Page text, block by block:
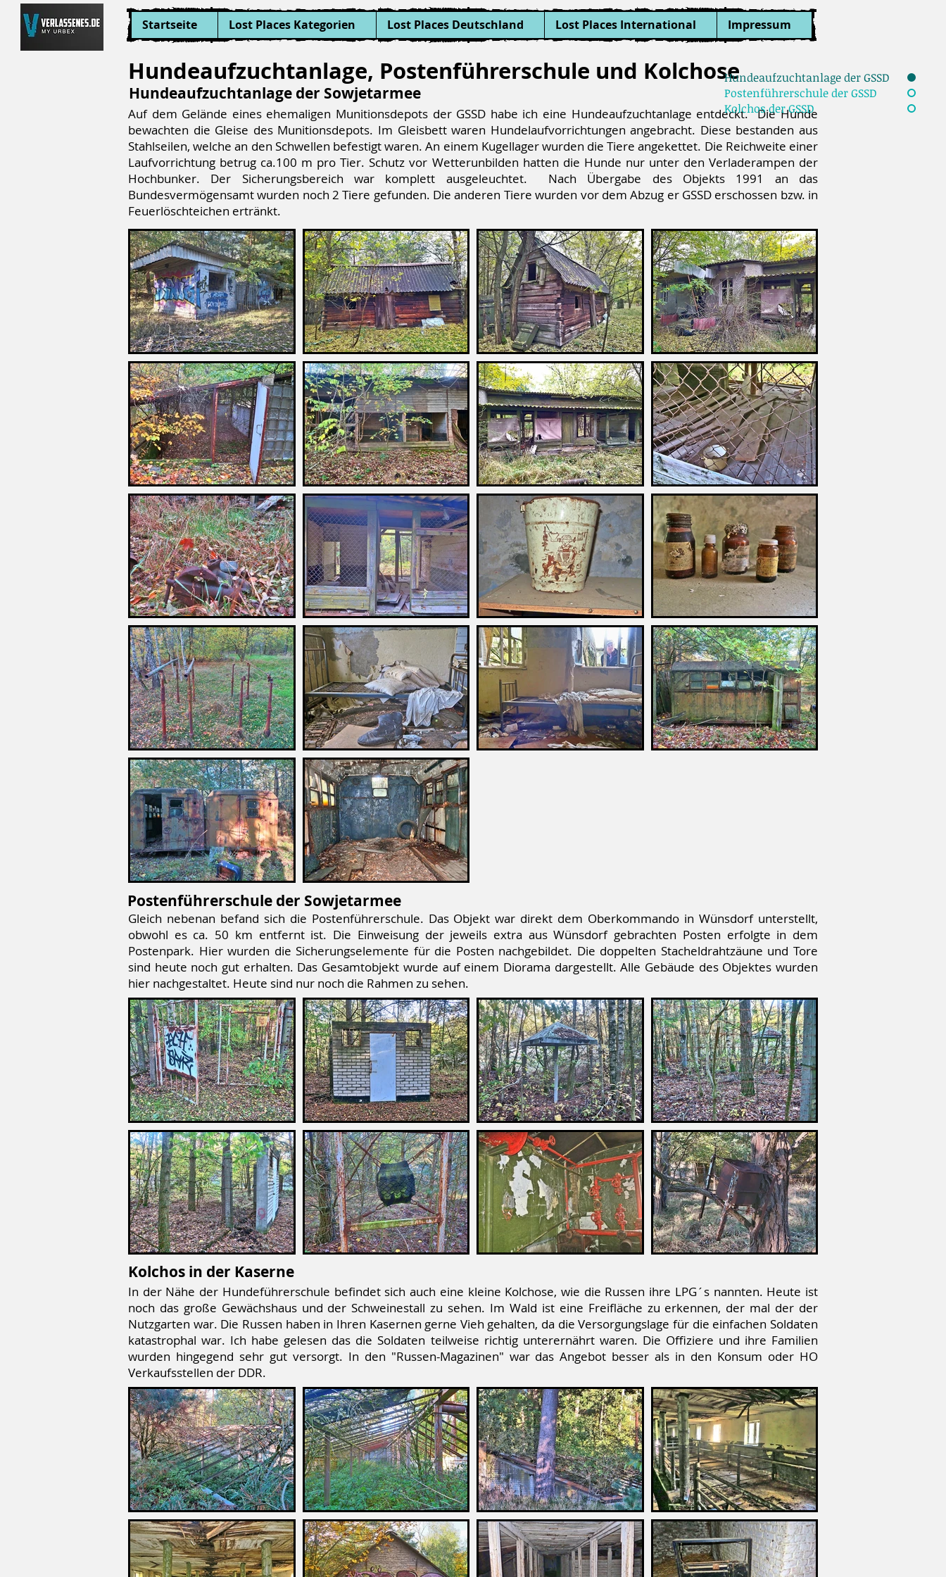
Startseite Lost Places Kategorien Lost Places Deutschland Lost Places International Impressum
Hundeaufzuchtanlage der GSSD
Postenführerschule der GSSD
Kolchos der GSSD
Hundeaufzuchtanlage, Postenführerschule und Kolchose
Auf dem Gelände eines ehemaligen Munitionsdepots der GSSD habe ich eine Hundeaufzuchtanlage entdeckt. Die Hunde
bewachten die Gleise des Munitionsdepots. Im Gleisbett waren Hundelaufvorrichtungen angebracht. Diese bestanden aus
Stahlseilen, welche an den Schwellen befestigt waren. An einem Kugellager wurden die Tiere angekettet. Die Reichweite einer
Laufvorrichtung betrug ca.100 m pro Tier. Schutz vor Wetterunbilden hatten die Hunde nur unter den Verladerampen der
Hochbunker. Der Sicherungsbereich war komplett ausgeleuchtet. Nach Übergabe des Objekts 1991 an das
Bundesvermögensamt wurden noch 2 Tiere gefunden. Die anderen Tiere wurden vor dem Abzug er GSSD erschossen bzw. in
Feuerlöschteichen ertränkt.
Hundeaufzuchtanlage der Sowjetarmee
Gleich nebenan befand sich die Postenführerschule. Das Objekt war direkt dem Oberkommando in Wünsdorf unterstellt,
obwohl es ca. 50 km entfernt ist. Die Einweisung der jeweils extra aus Wünsdorf gebrachten Posten erfolgte in dem
Postenpark. Hier wurden die Sicherungselemente für die Posten nachgebildet. Die doppelten Stacheldrahtzäune und Tore
sind heute noch gut erhalten. Das Gesamtobjekt wurde auf einem Diorama dargestellt. Alle Gebäude des Objektes wurden
hier nachgestaltet. Heute sind nur noch die Rahmen zu sehen.
Postenführerschule der Sowjetarmee
In der Nähe der Hundeführerschule befindet sich auch eine kleine Kolchose, wie die Russen ihre LPG´s nannten. Heute ist
noch das große Gewächshaus und der Schweinestall zu sehen. Im Wald ist eine Freifläche zu erkennen, der mal der der
Nutzgarten war. Die Russen haben in Ihren Kasernen gerne Vieh gehalten, da die Versorgungslage für die einfachen Soldaten
katastrophal war. Ich habe gelesen das die Soldaten teilweise richtig unterernährt waren. Die Offiziere und ihre Familien
wurden hingegend sehr gut versorgt. In den "Russen-Magazinen" war das Angebot besser als in den Konsum oder HO
Verkaufsstellen der DDR.
Kolchos in der Kaserne